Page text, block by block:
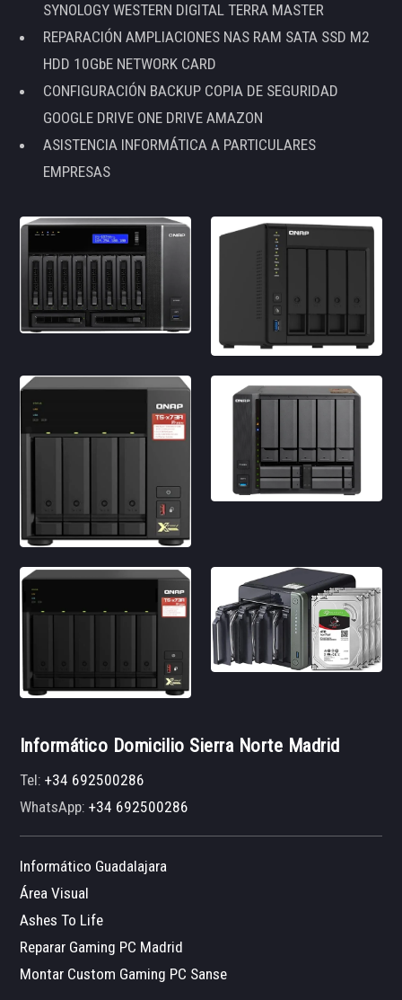
SYNOLOGY WESTERN DIGITAL TERRA MASTER
REPARACIÓN AMPLIACIONES NAS RAM SATA SSD M2
HDD 10GbE NETWORK CARD
CONFIGURACIÓN BACKUP COPIA DE SEGURIDAD
GOOGLE DRIVE ONE DRIVE AMAZON
ASISTENCIA INFORMÁTICA A PARTICULARES
EMPRESAS
Informático Domicilio Sierra Norte Madrid
Tel:+34 692500286
WhatsApp:+34 692500286
Informático Guadalajara
Área Visual
Ashes To Life
Reparar Gaming PC Madrid
Montar Custom Gaming PC Sanse